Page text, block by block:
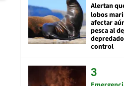
Alertan
lobos
afectar
pesca al
control